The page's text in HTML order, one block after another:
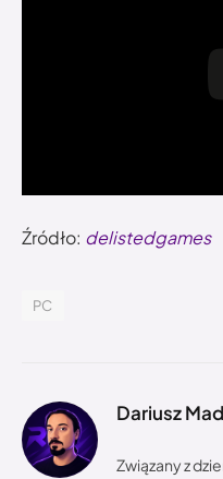
Źródło: delistedgames
PC
Dariusz
Związany z